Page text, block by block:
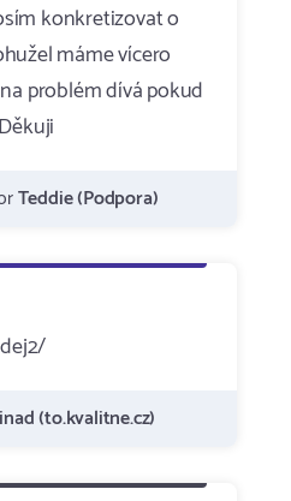
konkretizovat o
máme vícero
problém dívá pokud
Teddie (Podpora)
(to.kvalitne.cz)